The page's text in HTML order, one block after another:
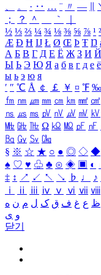
、
。 · ‥ … ¨ 〃 ―
；
？ ＾ ｀
½ ⅓ ⅔ ¼ ¾ ⅛ ⅜ ⅝ ⅞ ¹ ²
Æ Ð Ħ Ĳ Ł Ø Œ Þ Ŧ Ŋ
А Б В Г Д Е Ё Ж З И Й
Ы Ь Э Ю Я а б в г д е ё
ы ь э ю я
′ ″ ℃ Å ￠ ￡ ￥ ¤ ℉ ‰
㎙ ㎚ ㎛ ㎜ ㎝ ㎞ ㎟ ㎠
㎱ ㎲ ㎳ ㎴ ㎵ ㎶ ㎷ ㎸
㎒ ㎓ ㎔ Ω ㏀ ㏁ ㎊ ㎋
㏃ ㏉ ㏜ ㏆
§ ※ ☆ ★ ○ ● ◎ ◇ ◆
♠ ♡ ♥ ♧ ♣ ⊙ ◈ ▣ ◐
‡ ↕ ↗ ↙ ↖ ↘ ♭ ♩ ♪
ⅰ
ⅱ ⅲ ⅳ ⅴ ⅵ ⅶ ⅷ
ظ ع غ ف ق ک ل م ن ه
و ی
닫기